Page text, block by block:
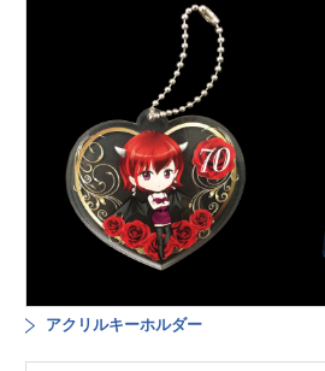
アクリルキーホルダー